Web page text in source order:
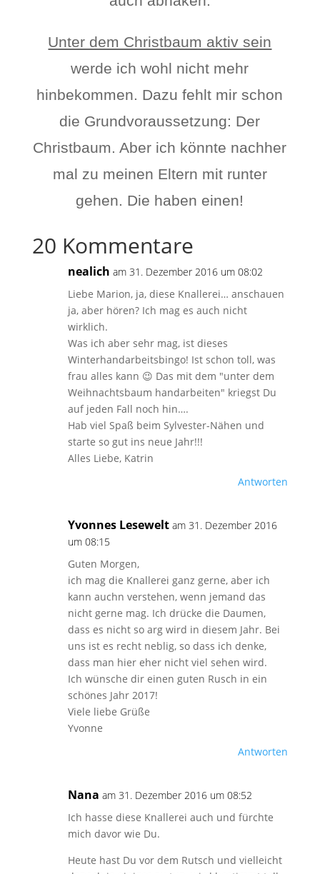
Unter dem Christbaum aktiv sein
werde ich wohl nicht mehr
hinbekommen. Dazu fehlt mir schon
die Grundvoraussetzung: Der
Christbaum. Aber ich könnte nachher
mal zu meinen Eltern mit runter
gehen. Die haben einen!
20 Kommentare
nealich am 31. Dezember 2016 um 08:02
Liebe Marion, ja, diese Knallerei… anschauen
ja, aber hören? Ich mag es auch nicht
wirklich.
Was ich aber sehr mag, ist dieses
Winterhandarbeitsbingo! Ist schon toll, was
frau alles kann 😉 Das mit dem "unter dem
Weihnachtsbaum handarbeiten" kriegst Du
auf jeden Fall noch hin….
Hab viel Spaß beim Sylvester-Nähen und
starte so gut ins neue Jahr!!!
Alles Liebe, Katrin
Antworten
Yvonnes Lesewelt am 31. Dezember 2016
um 08:15
Guten Morgen,
ich mag die Knallerei ganz gerne, aber ich
kann auchn verstehen, wenn jemand das
nicht gerne mag. Ich drücke die Daumen,
dass es nicht so arg wird in diesem Jahr. Bei
uns ist es recht neblig, so dass ich denke,
dass man hier eher nicht viel sehen wird.
Ich wünsche dir einen guten Rusch in ein
schönes Jahr 2017!
Viele liebe Grüße
Yvonne
Antworten
Nana am 31. Dezember 2016 um 08:52
Ich hasse diese Knallerei auch und fürchte
mich davor wie Du.
Heute hast Du vor dem Rutsch und vielleicht